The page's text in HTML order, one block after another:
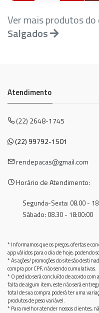
Ver mais produtos
Salgados
Atendimento
(22) 2648-1745
(22) 99792-1501
rendepacas@gmail.com
Horário de Atendimento:
Segunda-Sexta: 08.00 -
Sábado: 08.30 - 18:00:00
* Informamos que os preços, ofertas e
app válidos para o dia de hoje, podendo
* As ações/promoções do site são
compra por CPF, não sendo cumulativas.
* O pedido será concluído de acordo
falta de algum item, este não será
total de sua compra poderá ter uma
produtos de peso variável.
* Para melhor atender nossos clientes,